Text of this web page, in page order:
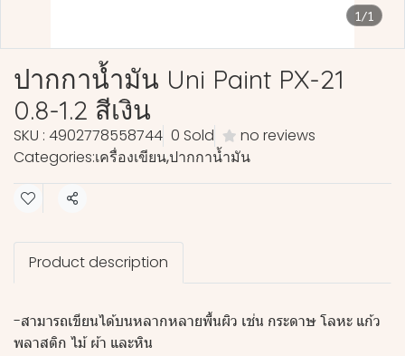
1/1
ปากกาน้ำมัน Uni Paint PX-21
0.8-1.2 สีเงิน
SKU : 4902778558744 0 Sold
no reviews
Categories:เครื่องเขียน,ปากกาน้ำมัน
Share
Product description
-สามารถเขียนได้บนหลากหลายพื้นผิว เช่น กระดาษ โลหะ แก้ว
พลาสติก ไม้ ผ้า และหิน